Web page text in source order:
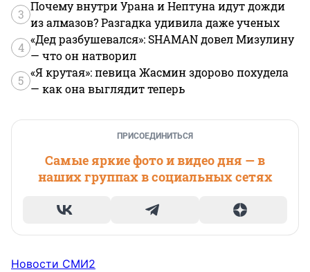
3
Почему внутри Урана и Нептуна идут дожди
из алмазов? Разгадка удивила даже ученых
4
«Дед разбушевался»: SHAMAN довел Мизулину
— что он натворил
5
«Я крутая»: певица Жасмин здорово похудела
— как она выглядит теперь
ПРИСОЕДИНИТЬСЯ
Самые яркие фото и видео дня — в
наших группах в социальных сетях
Новости СМИ2